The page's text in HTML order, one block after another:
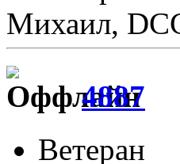
Михаил,
4887
Ветеран